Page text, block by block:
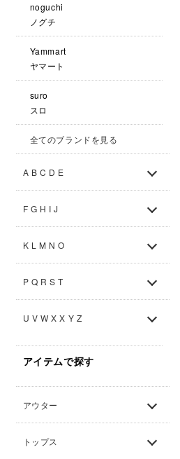
noguchi
ノグチ
Yammart
ヤマート
suro
スロ
全てのブランドを見る
A B C D E
F G H I J
K L M N O
P Q R S T
U V W X X Y Z
アイテムで探す
アウター
トップス